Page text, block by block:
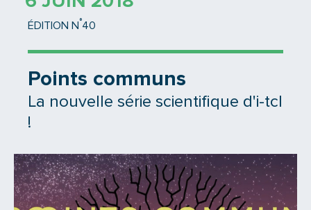
ÉDITION N °40
Points communs
La nouvelle série scientifique d'i-tcl
!